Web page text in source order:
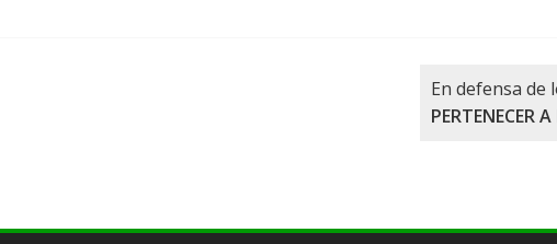
En defensa de
PERTENECER